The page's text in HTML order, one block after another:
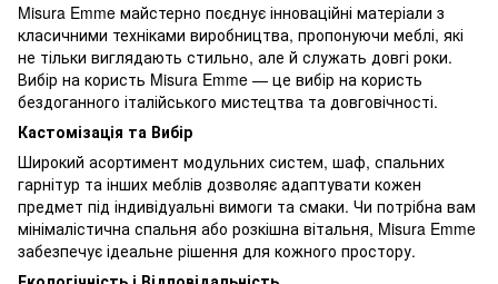
Misura Emme майстерно поєднує інноваційні матеріали з
класичними техніками виробництва, пропонуючи меблі, які
не тільки виглядають стильно, але й служать довгі роки.
Вибір на користь Misura Emme — це вибір на користь
бездоганного італійського мистецтва та довговічності.
Кастомізація та Вибір
Широкий асортимент модульних систем, шаф, спальних
гарнітур та інших меблів дозволяє адаптувати кожен
предмет під індивідуальні вимоги та смаки. Чи потрібна вам
мінімалістична спальня або розкішна вітальня, Misura Emme
забезпечує ідеальне рішення для кожного простору.